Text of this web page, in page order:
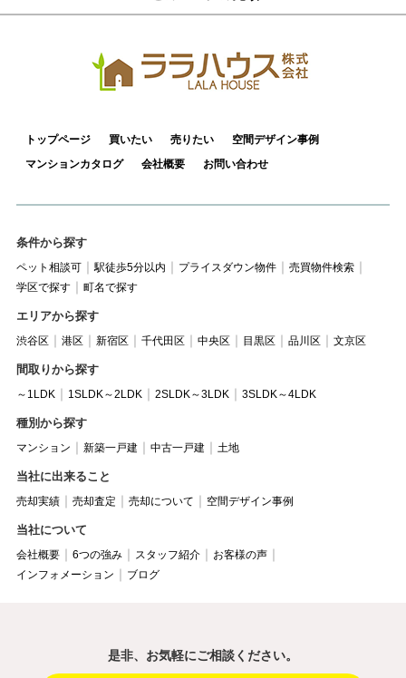
トップページ 買いたい 売りたい
空間デザイン事例
マンションカタログ
会社概要 お問い合わせ
条件から探す
ペット相談可 駅徒歩5分以内 プライスダウン物件
売買物件検索
学区で探す
町名で探す
エリアから探す
渋谷区 港区 新宿区 千代田区 中央区 目黒区 品川区 文京区
間取りから探す
～1LDK 1SLDK～2LDK 2SLDK～3LDK 3SLDK～4LDK
種別から探す
マンション 新築一戸建 中古一戸建 土地
当社に出来ること
売却実績 売却査定 売却について 空間デザイン事例
当社について
会社概要 6つの強み スタッフ紹介
お客様の声
インフォメーション
ブログ
是非、お気軽にご相談ください。